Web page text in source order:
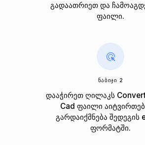
გადაათრიეთ და
ფაილი.
ᲜᲐᲑᲘᲯᲘ 2
დააჭირეთ ღილაკს
Cad ფაილი
გარდაიქმნება შედეგის
ფორმატში.